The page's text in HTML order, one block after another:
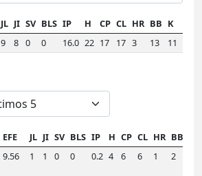
JL JI SV BLS IP H CP CL HR BB K
9 8 0 0 16.0 22 17 17 3 13 11
EFE JL JI SV BLS IP H CP CL HR BB
9.56 1 1 0 0 0.2 4 6 6 1 2